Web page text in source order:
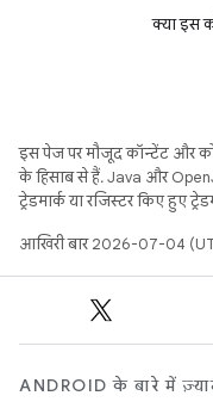
क्या इस
इस पेज पर मौजूद कॉन्टेंट और
के हिसाब से हैं. Java और
ट्रेडमार्क या रजिस्टर किए हुए
आखिरी बार 2026-07-04
ANDROID के बारे में